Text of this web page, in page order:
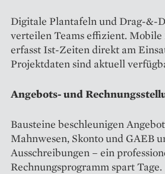
Digitale Plantafeln und Drag-&-
verteilen Teams effizient. Mobile
erfasst Ist-Zeiten direkt am
Projektdaten sind aktuell
Angebots- und
Bausteine beschleunigen
Mahnwesen, Skonto und GAEB
Ausschreibungen – ein
Rechnungsprogramm spart Tage.